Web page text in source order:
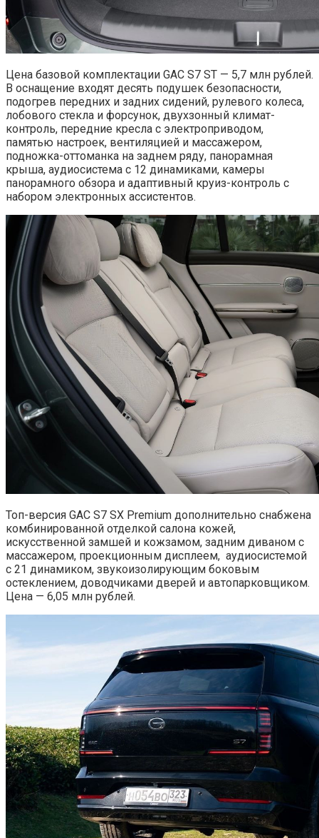
Цена базовой комплектации GAC S7 ST — 5,7 млн рублей.
В оснащение входят десять подушек безопасности,
подогрев передних и задних сидений, рулевого колеса,
лобового стекла и форсунок, двухзонный климат-
контроль, передние кресла с электроприводом,
памятью настроек, вентиляцией и массажером,
подножка-оттоманка на заднем ряду, панорамная
крыша, аудиосистема с 12 динамиками, камеры
панорамного обзора и адаптивный круиз-контроль с
набором электронных ассистентов.
Топ-версия GAC S7 SX Premium дополнительно снабжена
комбинированной отделкой салона кожей,
искусственной замшей и кожзамом, задним диваном с
массажером, проекционным дисплеем, аудиосистемой
с 21 динамиком, звукоизолирующим боковым
остеклением, доводчиками дверей и автопарковщиком.
Цена — 6,05 млн рублей.